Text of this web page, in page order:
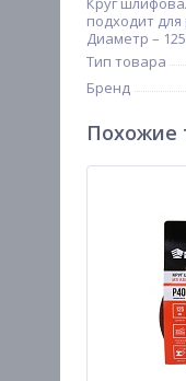
подходит
Диаметр –
Тип товара
Бренд
Похожие